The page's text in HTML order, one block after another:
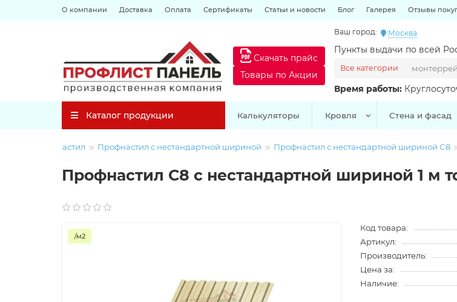
О компании Доставка Оплата Сертификаты Статьи и новости Блог Галерея Отзывы
Ваш город: Москва
Пункты выдачи по всей
Время работы:
Все категории
Скачать прайс
Товары по Акции
Каталог продукции Калькуляторы Кровля Стена и фасад
Профнастил Профнастил с нестандартной шириной Профнастил с нестандартной шириной С8
Профнастил С8 с нестандартной шириной 1 м
/м2
Код товара:
Артикул:
Производитель:
Цена за:
Наличие: